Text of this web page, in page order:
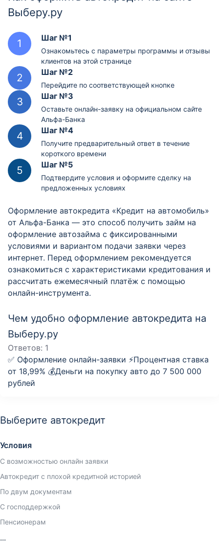
Выберу.ру
Шаг №1
Ознакомьтесь с параметры программы и отзывы
клиентов на этой странице
Шаг №2
Перейдите по соответствующей кнопке
Шаг №3
Оставьте онлайн-заявку на официальном сайте
Альфа-Банка
Шаг №4
Получите предварительный ответ в течение
короткого времени
Шаг №5
Подтвердите условия и оформите сделку на
предложенных условиях
Оформление автокредита «Кредит на автомобиль»
от Альфа-Банка — это способ получить займ на
оформление автозайма с фиксированными
условиями и вариантом подачи заявки через
интернет. Перед оформлением рекомендуется
ознакомиться с характеристиками кредитования и
рассчитать ежемесячный платёж с помощью
онлайн-инструмента.
Чем удобно оформление автокредита на
Выберу.ру
Ответов: 1
✅ Оформление онлайн-заявки ⚡️Процентная ставка
от 18,99% 💰Деньги на покупку авто до 7 500 000
рублей
Выберите автокредит
Условия
С возможностью онлайн заявки
Автокредит с плохой кредитной историей
По двум документам
С господдержкой
Пенсионерам